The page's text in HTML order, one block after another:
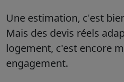
Une estimation, c'est
Mais des devis réels
logement, c'est encore
engagement.